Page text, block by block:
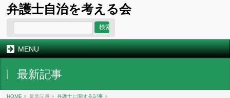
弁護士自治を考える会
MENU
最新記事
HOME » 最新記事 » 弁護士に関する記事 »